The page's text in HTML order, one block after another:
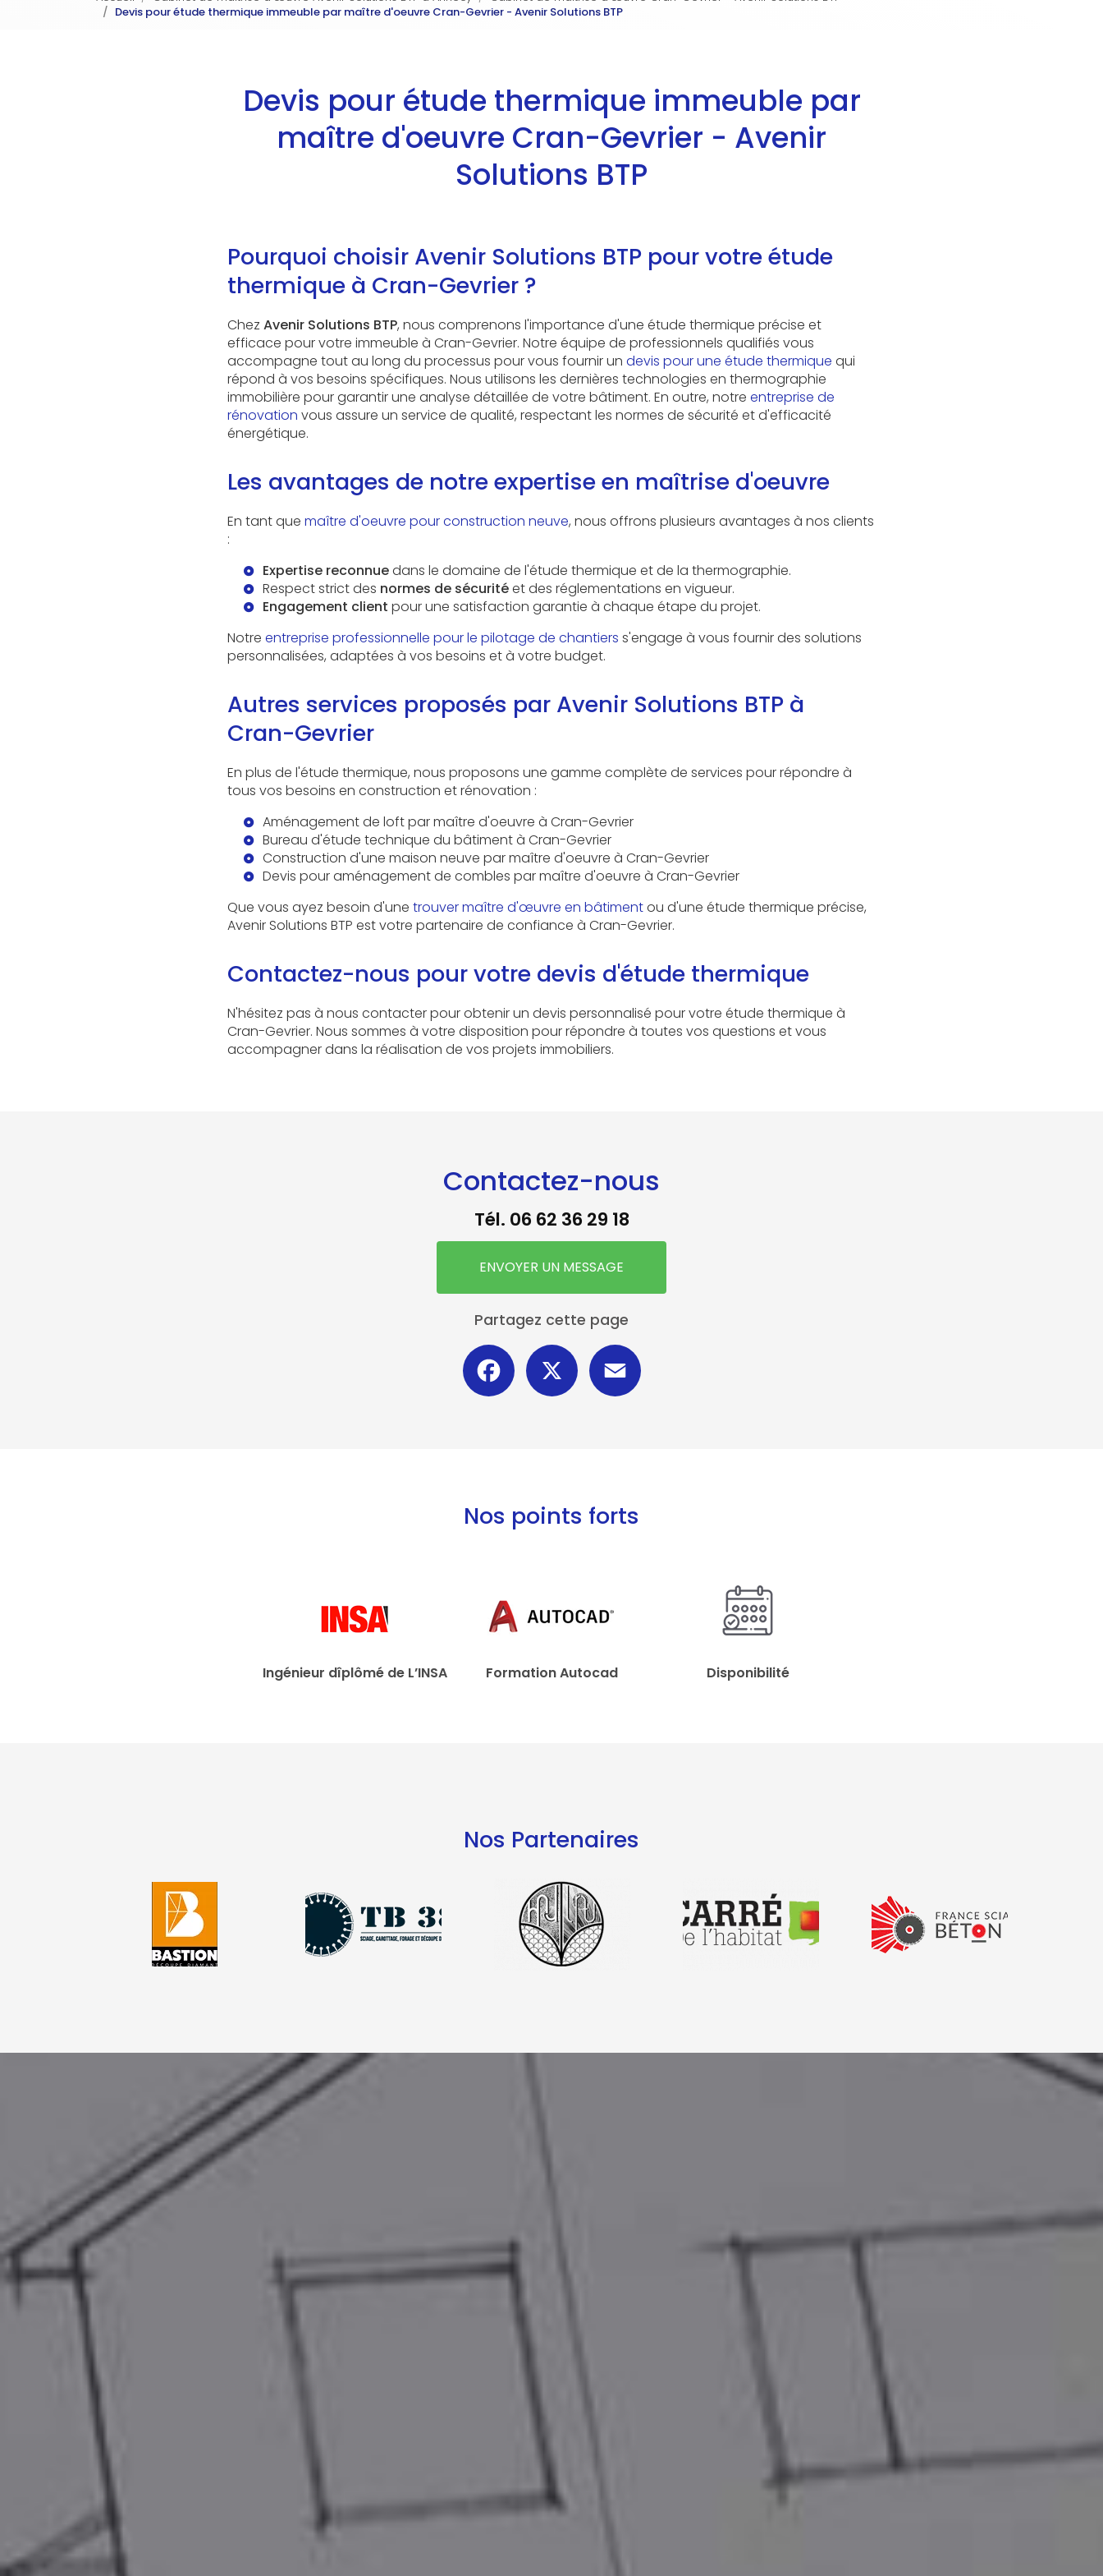
Devis pour étude thermique immeuble par maître d'oeuvre Cran-Gevrier - Avenir Solutions BTP
Devis pour étude thermique immeuble par
maître d'oeuvre Cran-Gevrier - Avenir
Solutions BTP
Pourquoi choisir Avenir Solutions BTP pour votre étude
thermique à Cran-Gevrier ?
Chez Avenir Solutions BTP, nous comprenons l'importance d'une étude thermique précise et
efficace pour votre immeuble à Cran-Gevrier. Notre équipe de professionnels qualifiés vous
accompagne tout au long du processus pour vous fournir un devis pour une étude thermique qui
répond à vos besoins spécifiques. Nous utilisons les dernières technologies en thermographie
immobilière pour garantir une analyse détaillée de votre bâtiment. En outre, notre entreprise de
rénovation vous assure un service de qualité, respectant les normes de sécurité et d'efficacité
énergétique.
Les avantages de notre expertise en maîtrise d'oeuvre
En tant que maître d'oeuvre pour construction neuve, nous offrons plusieurs avantages à nos clients
:
Expertise reconnuedans le domaine de l'étude thermique et de la thermographie.
Respect strict des normes de sécuritéet des réglementations en vigueur.
Engagement client pour une satisfaction garantie à chaque étape du projet.
Notre entreprise professionnelle pour le pilotage de chantiers s'engage à vous fournir des solutions
personnalisées, adaptées à vos besoins et à votre budget.
Autres services proposés par Avenir Solutions BTP à
Cran-Gevrier
En plus de l'étude thermique, nous proposons une gamme complète de services pour répondre à
tous vos besoins en construction et rénovation :
Aménagement de loft par maître d'oeuvre à Cran-Gevrier
Bureau d'étude technique du bâtiment à Cran-Gevrier
Construction d'une maison neuve par maître d'oeuvre à Cran-Gevrier
Devis pour aménagement de combles par maître d'oeuvre à Cran-Gevrier
Que vous ayez besoin d'une trouver maître d'œuvre en bâtimentou d'une étude thermique précise,
Avenir Solutions BTP est votre partenaire de confiance à Cran-Gevrier.
Contactez-nous pour votre devis d'étude thermique
N'hésitez pas à nous contacter pour obtenir un devis personnalisé pour votre étude thermique à
Cran-Gevrier. Nous sommes à votre disposition pour répondre à toutes vos questions et vous
accompagner dans la réalisation de vos projets immobiliers.
Contactez-nous
Tél. 06 62 36 29 18
ENVOYER UN MESSAGE
Partagez cette page
Facebook
Nos points forts
Ingénieur dîplômé de L’INSA Formation Autocad Disponibilité
Nos Partenaires